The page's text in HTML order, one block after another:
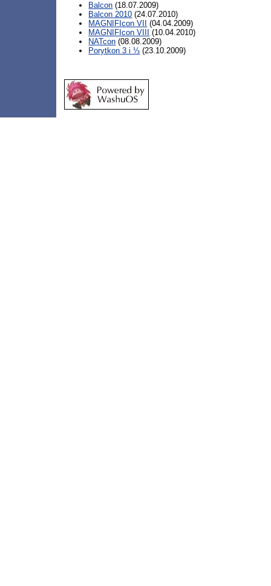
Balcon (18.07.2009)
Balcon 2010 (24.07.2010)
MAGNIFIcon VII
(04.04.2009)
MAGNIFIcon VIII
(10.04.2010)
NATcon (08.08.2009)
Porytkon 3 i ⅓ (23.10.2009)